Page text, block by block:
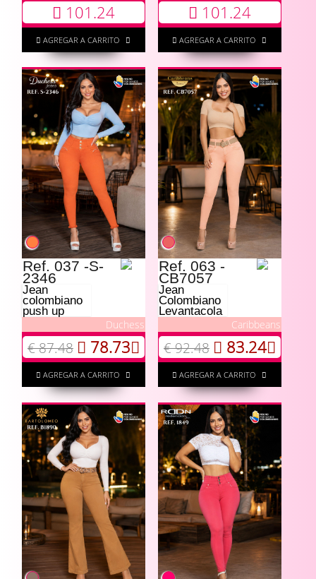
101.24
AGREGAR A CARRITO
101.24
AGREGAR A CARRITO
Ref. 037 -S-
2346
Jean
colombiano
push up
Duchess
€ 87.48 78.73
AGREGAR A CARRITO
Ref. 063 -
CB7057
Jean
Colombiano
Levantacola
Caribbeans
€ 92.48 83.24
AGREGAR A CARRITO